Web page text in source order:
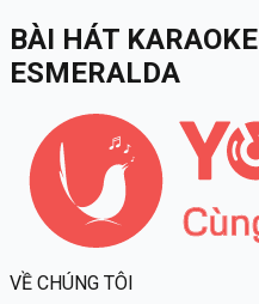
BÀI HÁT KARAOKE
ESMERALDA
VỀ CHÚNG TÔI